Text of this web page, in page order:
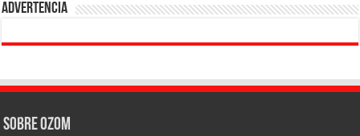
Advertencia
Sobre Ozom